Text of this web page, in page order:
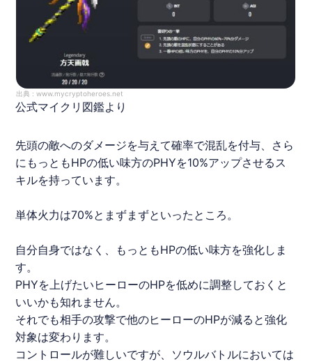
出典 :www.mycryptoheroes.net
公式マイクリ図鑑より
先頭の敵へのダメージを与えて確率で混乱を付与、さら
にもっともHPの低い味方のPHYを10%アップさせるス
キルを持っています。
単体火力は70%とまずまずといったところ。
自分自身ではなく、もっともHPの低い味方を強化しま
す。
PHYを上げたいヒーローのHPを低めに調整しておくと
いいかも知れません。
それでも相手の攻撃で他のヒーローのHPが減ると強化
対象は変わります。
コントロールが難しいですが、ソウルバトルにおいては